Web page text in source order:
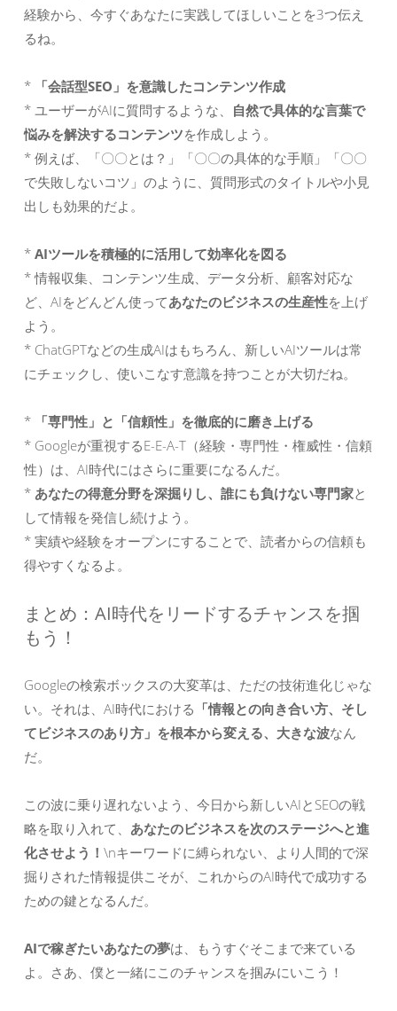
経験から、今すぐあなたに実践してほしいことを3つ伝え
るね。
*
「会話型SEO」を意識したコンテンツ作成
* ユーザーがAIに質問するような、 自然で具体的な言葉で
悩みを解決するコンテンツを作成しよう。
* 例えば、「〇〇とは？」「〇〇の具体的な手順」「〇〇
で失敗しないコツ」のように、質問形式のタイトルや小見
出しも効果的だよ。
* AIツールを積極的に活用して効率化を図る
* 情報収集、コンテンツ生成、データ分析、顧客対応な
ど、AIをどんどん使ってあなたのビジネスの生産性を上げ
よう。
* ChatGPTなどの生成AIはもちろん、新しいAIツールは常
にチェックし、使いこなす意識を持つことが大切だね。
*
「専門性」と「信頼性」を徹底的に磨き上げる
* Googleが重視するE-E-A-T（経験・専門性・権威性・信頼
性）は、AI時代にはさらに重要になるんだ。
* あなたの得意分野を深掘りし、誰にも負けない専門家と
して情報を発信し続けよう。
* 実績や経験をオープンにすることで、読者からの信頼も
得やすくなるよ。
まとめ：AI時代をリードするチャンスを掴
もう！
Googleの検索ボックスの大変革は、ただの技術進化じゃな
い。それは、AI時代における 「情報との向き合い方、そし
てビジネスのあり方」を根本から変える、大きな波なん
だ。
この波に乗り遅れないよう、今日から新しいAIとSEOの戦
略を取り入れて、 あなたのビジネスを次のステージへと進
化させよう！ \nキーワードに縛られない、より人間的で深
掘りされた情報提供こそが、これからのAI時代で成功する
ための鍵となるんだ。
AIで稼ぎたいあなたの夢は、もうすぐそこまで来ている
よ。さあ、僕と一緒にこのチャンスを掴みにいこう！